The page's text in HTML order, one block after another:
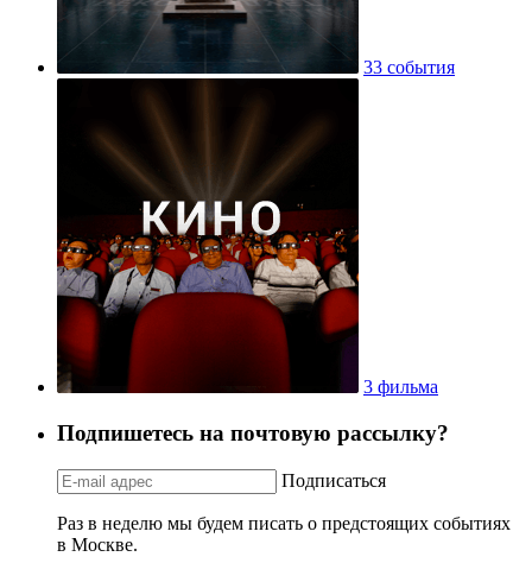
33 события
3 фильма
Подпишетесь на почтовую рассылку?
Подписаться
Раз в неделю мы будем писать о предстоящих событиях
в Москве.